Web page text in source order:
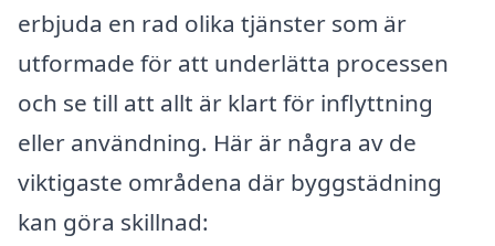
erbjuda en rad olika tjänster som är
utformade för att underlätta processen
och se till att allt är klart för inflyttning
eller användning. Här är några av de
viktigaste områdena där byggstädning
kan göra skillnad: